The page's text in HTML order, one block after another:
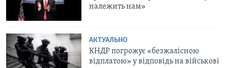
належить нам»
АКТУАЛЬНО
КНДР погрожує «безжалісною
відплатою» у відповідь на військові